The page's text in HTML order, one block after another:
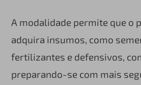
A modalidade permite que o
adquira insumos, como
fertilizantes e defensivos,
preparando-se com mais